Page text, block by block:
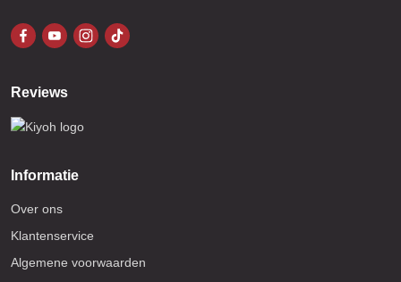
Reviews
Informatie
Over ons
Klantenservice
Algemene voorwaarden